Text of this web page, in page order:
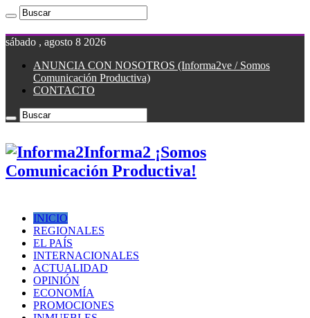
sábado , agosto 8 2026
ANUNCIA CON NOSOTROS (Informa2ve / Somos
Comunicación Productiva)
CONTACTO
Informa2 ¡Somos
Comunicación Productiva!
INICIO
REGIONALES
EL PAÍS
INTERNACIONALES
ACTUALIDAD
OPINIÓN
ECONOMÍA
PROMOCIONES